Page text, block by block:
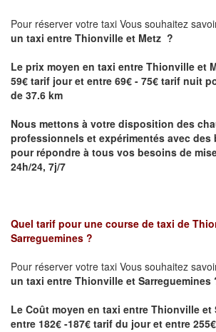
Pour réserver votre taxi Vous souhaitez
un taxi entre Thionville et Metz ?
Le prix moyen en taxi entre Thionville et
59€ tarif jour et entre 69€ - 75€ tarif nuit
de 37.6 km
Nous mettons à votre disposition des
professionnels et expérimentés avec des
pour répondre à tous vos besoins de
24h/24, 7j/7
Quel tarif pour une course de taxi de
Sarreguemines ?
Pour réserver votre taxi Vous souhaitez
un taxi entre Thionville et Sarreguemines
Le Coût moyen en taxi entre Thionville et
entre 182€ -187€ tarif du jour et entre